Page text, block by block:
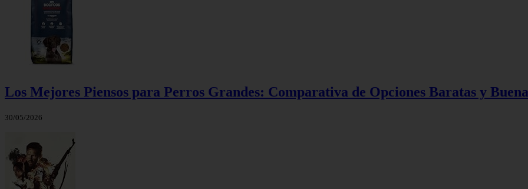
Los Mejores Piensos para Perros Grandes: Comparativa de Opciones Baratas y
30/05/2026